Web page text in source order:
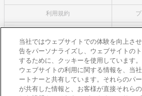
利用規約
オークネットのその他のサービス
バイク関連サービス
中古バイクを探すならバイクの窓口
レンタルバイクに乗るならモトオークレンタル
当社ではウェブサイトでの体験を向上さ
告をパーソナライズし、ウェブサイトの
するために、クッキーを使用しています
ウェブサイトの利用に関する情報を、当
ートナーと共有しています。それらのパ
が共有した情報と、お客様が直接それら